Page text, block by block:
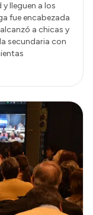
lleguen a los
fue encabezada
a chicas y
secundaria con